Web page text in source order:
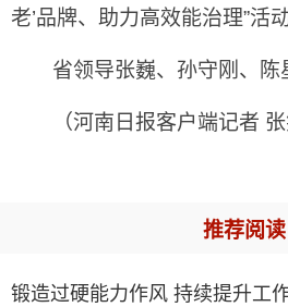
老’品牌、助力高效能治理”活
省领导张巍、孙守刚、陈
（河南日报客户端记者 张
推荐阅读
锻造过硬能力作风 持续提升工